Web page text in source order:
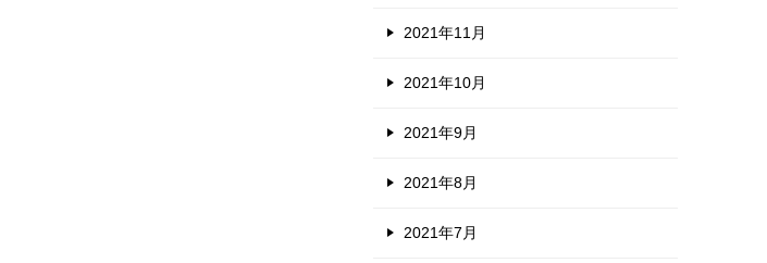
2021年11月
2021年10月
2021年9月
2021年8月
2021年7月